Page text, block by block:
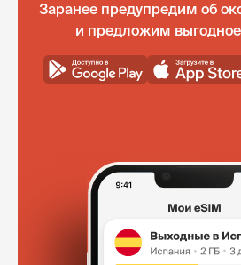
Заранее предупредим об
и предложим